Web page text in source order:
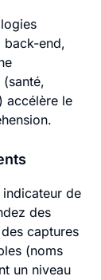
back-end,
accélère le
indicateur de
des
captures
(noms
un niveau